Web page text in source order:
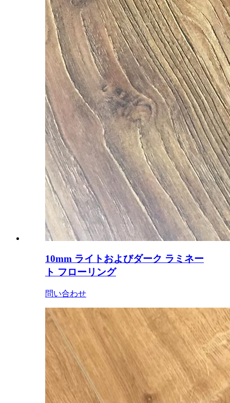
10mm ライトおよびダーク ラミネー
ト フローリング
問い合わせ